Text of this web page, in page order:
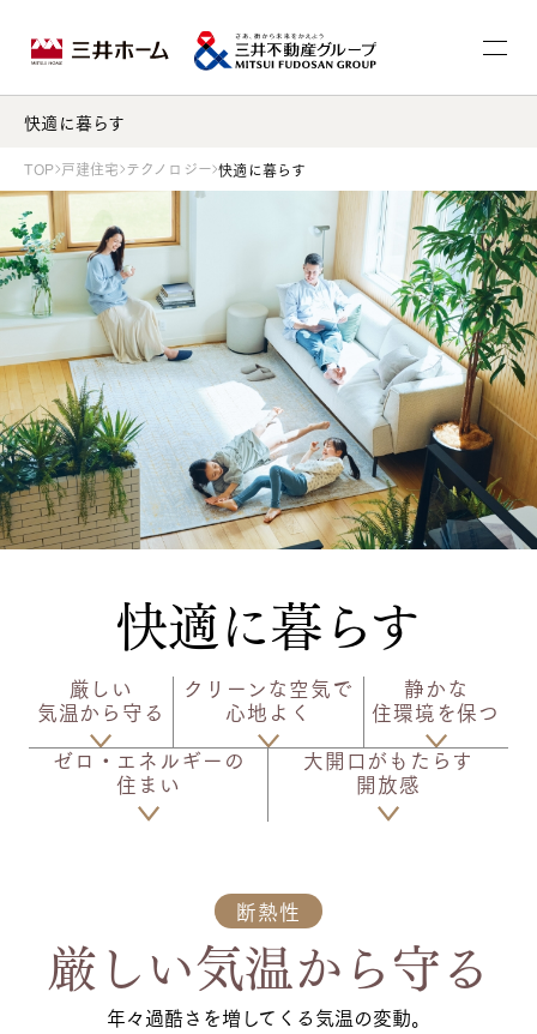
快適に暮らす
TOP 戸建住宅 テクノロジー 快適に暮らす
快適に暮らす
厳しい
気温から守る
クリーンな空気で
心地よく
静かな
住環境を保つ
ゼロ・エネルギーの
住まい
大開口がもたらす
開放感
断熱性
厳しい気温から守る
年々過酷さを増してくる気温の変動。